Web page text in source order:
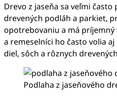
Drevo z jaseňa sa veľmi často
drevených podláh a parkiet,
opotrebovaniu a má príjemný
a remeselníci ho často volia
diel, sôch a rôznych
Podlaha z jaseňového